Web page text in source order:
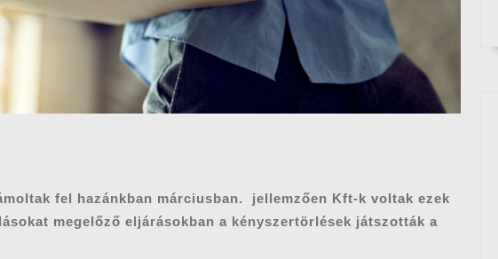
fel hazánkban márciusban. jellemzően Kft-k voltak ezek
megelőző eljárásokban a kényszertörlések játszották a